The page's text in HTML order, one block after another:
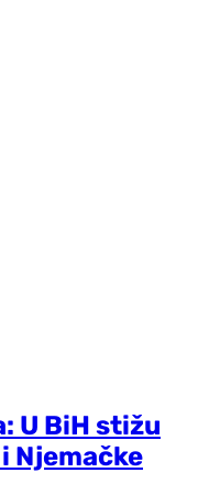
U BiH stižu
Njemačke